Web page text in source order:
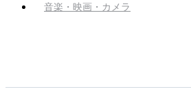
音楽・映画・カメラ